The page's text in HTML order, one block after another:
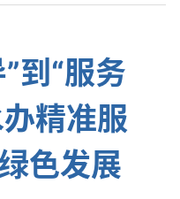
到“服务
精准服
色发展